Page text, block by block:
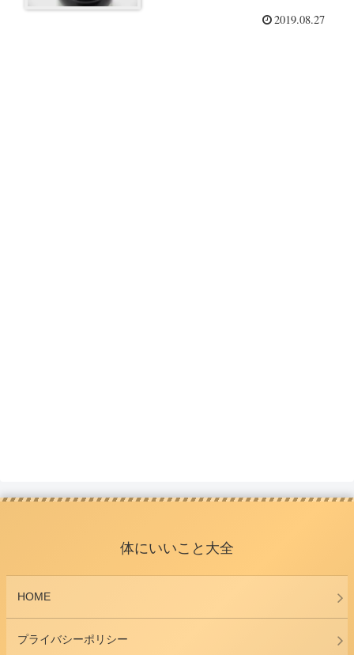
2019.08.27
体にいいこと大全
HOME
プライバシーポリシー